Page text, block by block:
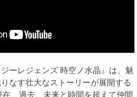
ーレジェンズ 時空ノ水晶』は、魅
なす壮大なストーリーが展開する
、過去、未来と時間を超えて仲間